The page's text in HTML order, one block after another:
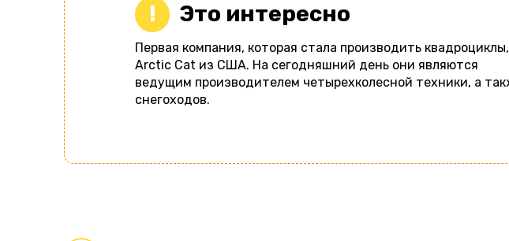
Это интересно
Первая компания, которая стала производить
Arctic Cat из США. На сегодняшний день они являются
ведущим производителем четырехколесной техники, а
снегоходов.